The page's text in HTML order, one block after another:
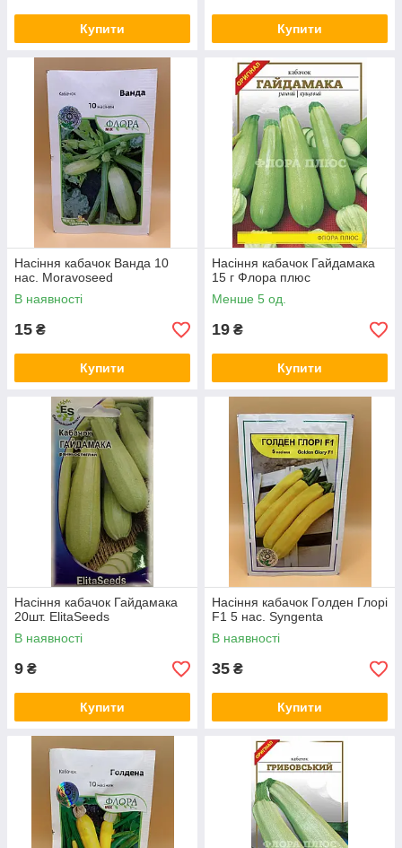
Купити Купити
Насіння кабачок Ванда 10
нас. Moravoseed
В наявності
15 ₴
Купити
Насіння кабачок Гайдамака
15 г Флора плюс
Менше 5 од.
19 ₴
Купити
Насіння кабачок Гайдамака
20шт. ElitaSeeds
В наявності
9 ₴
Купити
Насіння кабачок Голден Глорі
F1 5 нас. Syngenta
В наявності
35 ₴
Купити